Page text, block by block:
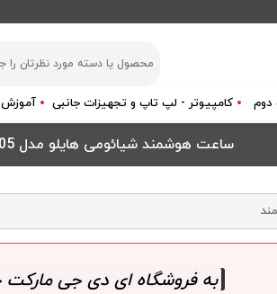
دوم کامپیوتر - لپ تاپ و تجهیزات جانبی آموزش
ساعت هوشمند شیائومی هایلو مدل Haylou Solar LS05
به فروشگاه ای دی جی